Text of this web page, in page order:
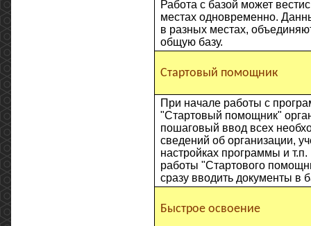
Работа с базой может
местах одновременно.
в разных местах,
общую базу.
Стартовый помощник
При начале работы с
"Стартовый помощник"
пошаговый ввод всех
сведений об организации,
настройках программы и
работы "Стартового
сразу вводить документы в
Быстрое освоение